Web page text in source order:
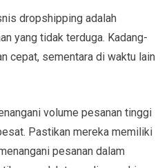
dropshipping adalah
yang tidak terduga. Kadang-
cepat, sementara di waktu lain
volume pesanan tinggi
Pastikan mereka memiliki
pesanan dalam